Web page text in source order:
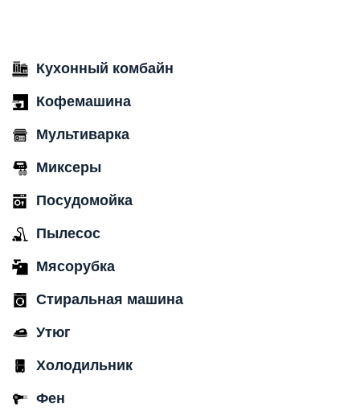
Кухонный комбайн
Кофемашина
Мультиварка
Миксеры
Посудомойка
Пылесос
Мясорубка
Стиральная машина
Утюг
Холодильник
Фен